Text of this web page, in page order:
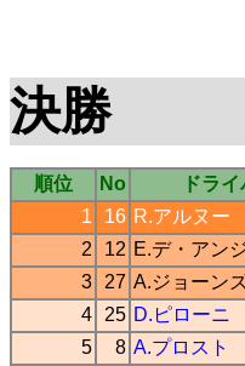
決勝
順位 No ドラ
1
16 R.アルヌー
2
12 E.デ・アン
3
27 A.ジョーン
4
25 D.ピローニ
5
8 A.プロスト